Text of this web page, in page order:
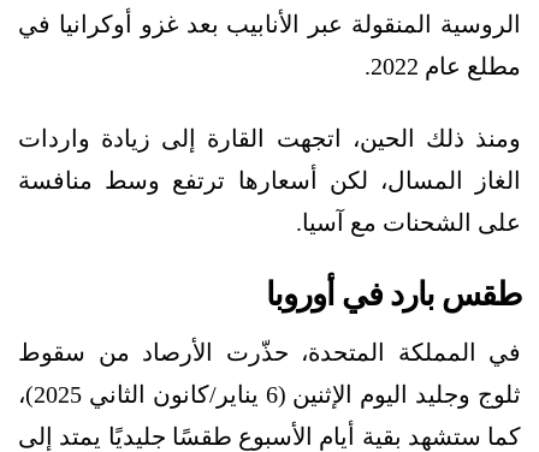
الروسية المنقولة عبر الأنابيب بعد غزو أوكرانيا في
مطلع عام 2022.
ومنذ ذلك الحين، اتجهت القارة إلى زيادة واردات
الغاز المسال، لكن أسعارها ترتفع وسط منافسة
على الشحنات مع آسيا.
طقس بارد في أوروبا
في المملكة المتحدة، حذّرت الأرصاد من سقوط
ثلوج وجليد اليوم الإثنين (6 يناير/كانون الثاني 2025)،
كما ستشهد بقية أيام الأسبوع طقسًا جليديًا يمتد إلى